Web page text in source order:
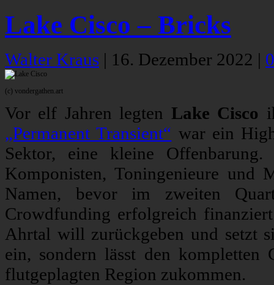
Lake Cisco – Bricks
Walter Kraus | 16. Dezember 2022 |
(c) vondergathen.art
Vor elf Jahren legten Lake Cisco
„Permanent Transient“ war ein
Sektor, eine kleine
Komponisten, Toningenieure und
Namen, bevor im zweiten
Crowdfunding erfolgreich
Ahrtal will zurückgeben und setzt
ein, sondern lässt den
flutgeplagten Region zukommen.